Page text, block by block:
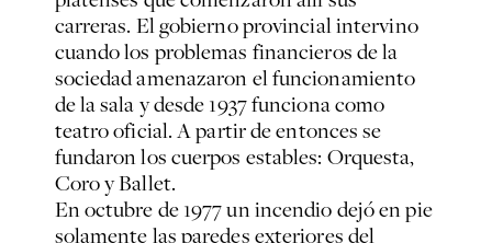
carreras. El gobierno provincial intervino
cuando los problemas financieros de la
sociedad amenazaron el funcionamiento
de la sala y desde 1937 funciona como
teatro oficial. A partir de entonces se
fundaron los cuerpos estables: Orquesta,
Coro y Ballet.
En octubre de 1977 un incendio dejó en pie
solamente las paredes exteriores del